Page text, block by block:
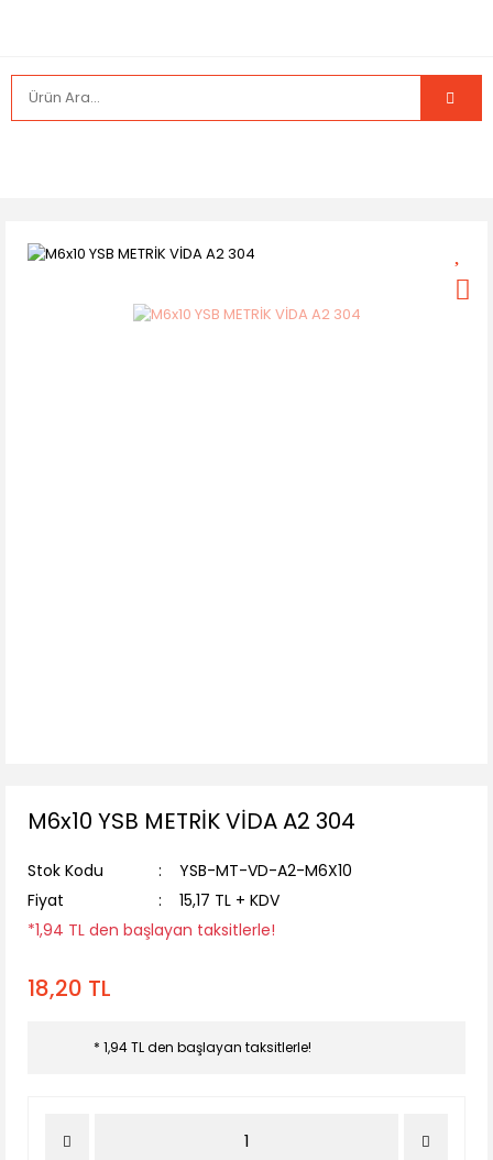
M6x10 YSB METRİK VİDA A2 304
Stok Kodu
YSB-MT-VD-A2-M6X10
Fiyat
15,17 TL + KDV
*1,94 TL den başlayan taksitlerle!
18,20 TL
* 1,94 TL den başlayan taksitlerle!